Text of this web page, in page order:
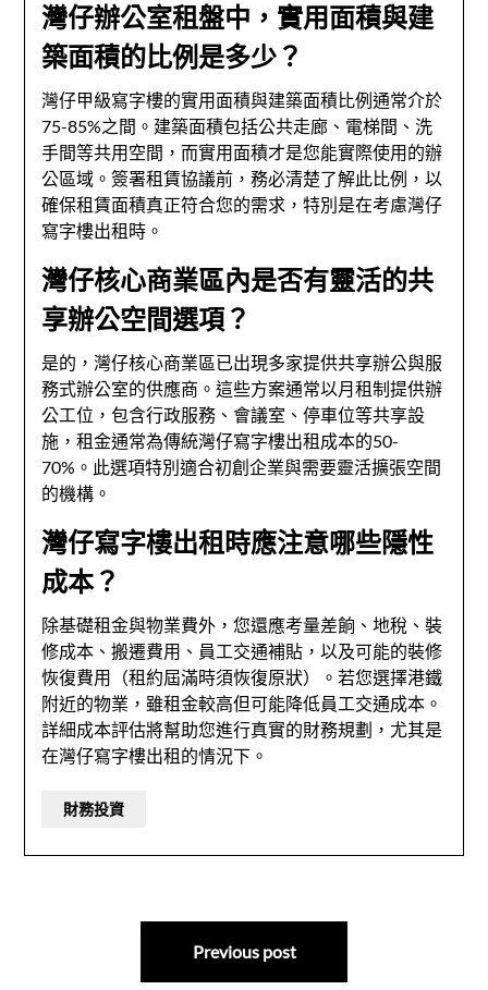
灣仔辦公室租盤中，實用面積與建
築面積的比例是多少？
灣仔甲級寫字樓的實用面積與建築面積比例通常介於
75-85%之間。建築面積包括公共走廊、電梯間、洗
手間等共用空間，而實用面積才是您能實際使用的辦
公區域。簽署租賃協議前，務必清楚了解此比例，以
確保租賃面積真正符合您的需求，特別是在考慮灣仔
寫字樓出租時。
灣仔核心商業區內是否有靈活的共
享辦公空間選項？
是的，灣仔核心商業區已出現多家提供共享辦公與服
務式辦公室的供應商。這些方案通常以月租制提供辦
公工位，包含行政服務、會議室、停車位等共享設
施，租金通常為傳統灣仔寫字樓出租成本的50-
70%。此選項特別適合初創企業與需要靈活擴張空間
的機構。
灣仔寫字樓出租時應注意哪些隱性
成本？
除基礎租金與物業費外，您還應考量差餉、地稅、裝
修成本、搬遷費用、員工交通補貼，以及可能的裝修
恢復費用（租約屆滿時須恢復原狀）。若您選擇港鐵
附近的物業，雖租金較高但可能降低員工交通成本。
詳細成本評估將幫助您進行真實的財務規劃，尤其是
在灣仔寫字樓出租的情況下。
財務投資
Previous post